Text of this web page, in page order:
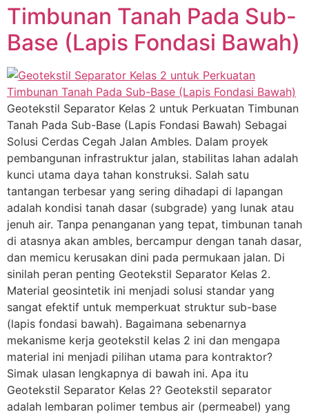
Timbunan Tanah Pada Sub-
Base (Lapis Fondasi Bawah)
Geotekstil Separator Kelas 2 untuk Perkuatan Timbunan
Tanah Pada Sub-Base (Lapis Fondasi Bawah) Sebagai
Solusi Cerdas Cegah Jalan Ambles. Dalam proyek
pembangunan infrastruktur jalan, stabilitas lahan adalah
kunci utama daya tahan konstruksi. Salah satu
tantangan terbesar yang sering dihadapi di lapangan
adalah kondisi tanah dasar (subgrade) yang lunak atau
jenuh air. Tanpa penanganan yang tepat, timbunan tanah
di atasnya akan ambles, bercampur dengan tanah dasar,
dan memicu kerusakan dini pada permukaan jalan. Di
sinilah peran penting Geotekstil Separator Kelas 2.
Material geosintetik ini menjadi solusi standar yang
sangat efektif untuk memperkuat struktur sub-base
(lapis fondasi bawah). Bagaimana sebenarnya
mekanisme kerja geotekstil kelas 2 ini dan mengapa
material ini menjadi pilihan utama para kontraktor?
Simak ulasan lengkapnya di bawah ini. Apa itu
Geotekstil Separator Kelas 2? Geotekstil separator
adalah lembaran polimer tembus air (permeabel) yang